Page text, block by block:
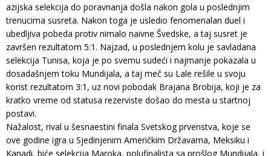
azijska selekcija do poravnanja došla nakon gola u poslednjim
trenucima susreta. Nakon toga je usledio fenomenalan duel i
ubedljiva pobeda protiv nimalo naivne Švedske, a taj susret je
završen rezultatom 5:1. Najzad, u poslednjem kolu je savladana
selekcija Tunisa, koja je po svemu sudeći i najmanje pokazala u
dosadašnjem toku Mundijala, a taj meč su Lale rešile u svoju
korist rezultatom 3:1, uz novi pobodak Brajana Brobija, koji je za
kratko vreme od statusa rezerviste došao do mesta u startnoj
postavi.
Nažalost, rival u šesnaestini finala Svetskog prvenstva, koje se
ove godine igra u Sjedinjenim Američkim Državama, Meksiku i
Kanadi, biće selekcija Maroka, polufinalista sa prošlog Mundijala, i